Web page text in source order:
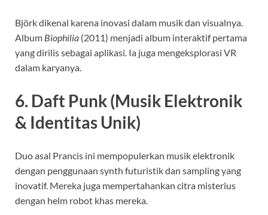
Björk dikenal karena inovasi dalam musik dan visualnya.
Album Biophilia (2011) menjadi album interaktif pertama
yang dirilis sebagai aplikasi. Ia juga mengeksplorasi VR
dalam karyanya.
6. Daft Punk (Musik Elektronik
& Identitas Unik)
Duo asal Prancis ini mempopulerkan musik elektronik
dengan penggunaan synth futuristik dan sampling yang
inovatif. Mereka juga mempertahankan citra misterius
dengan helm robot khas mereka.